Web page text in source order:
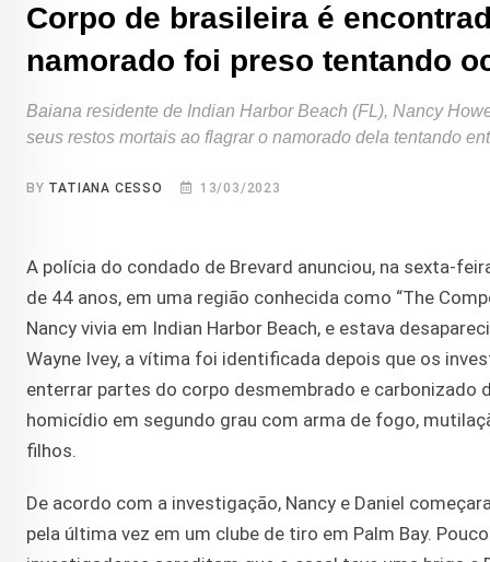
Corpo de brasileira é
namorado foi preso tentando
Baiana residente de Indian Harbor Beach (FL), Nancy
seus restos mortais ao flagrar o namorado dela tentando
BY TATIANA CESSO 13/03/2023
A polícia do condado de Brevard anunciou, na sexta-
de 44 anos, em uma região conhecida como “The
Nancy vivia em Indian Harbor Beach, e estava
Wayne Ivey, a vítima foi identificada depois que os
enterrar partes do corpo desmembrado e carbonizado
homicídio em segundo grau com arma de fogo,
filhos.
De acordo com a investigação, Nancy e Daniel
pela última vez em um clube de tiro em Palm Bay.